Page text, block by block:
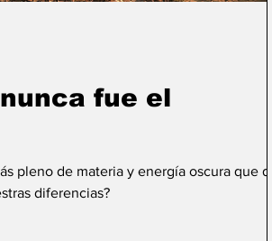
fue el
pleno de materia y energía oscura que de
diferencias?